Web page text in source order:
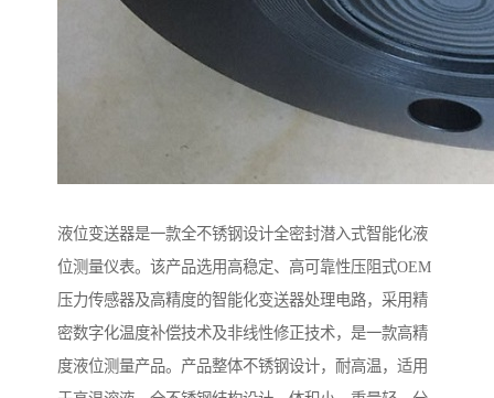
液位变送器是一款全不锈钢设计全密封潜入式智能化液
位测量仪表。该产品选用高稳定、高可靠性压阻式OEM
压力传感器及高精度的智能化变送器处理电路，采用精
密数字化温度补偿技术及非线性修正技术，是一款高精
度液位测量产品。产品整体不锈钢设计，耐高温，适用